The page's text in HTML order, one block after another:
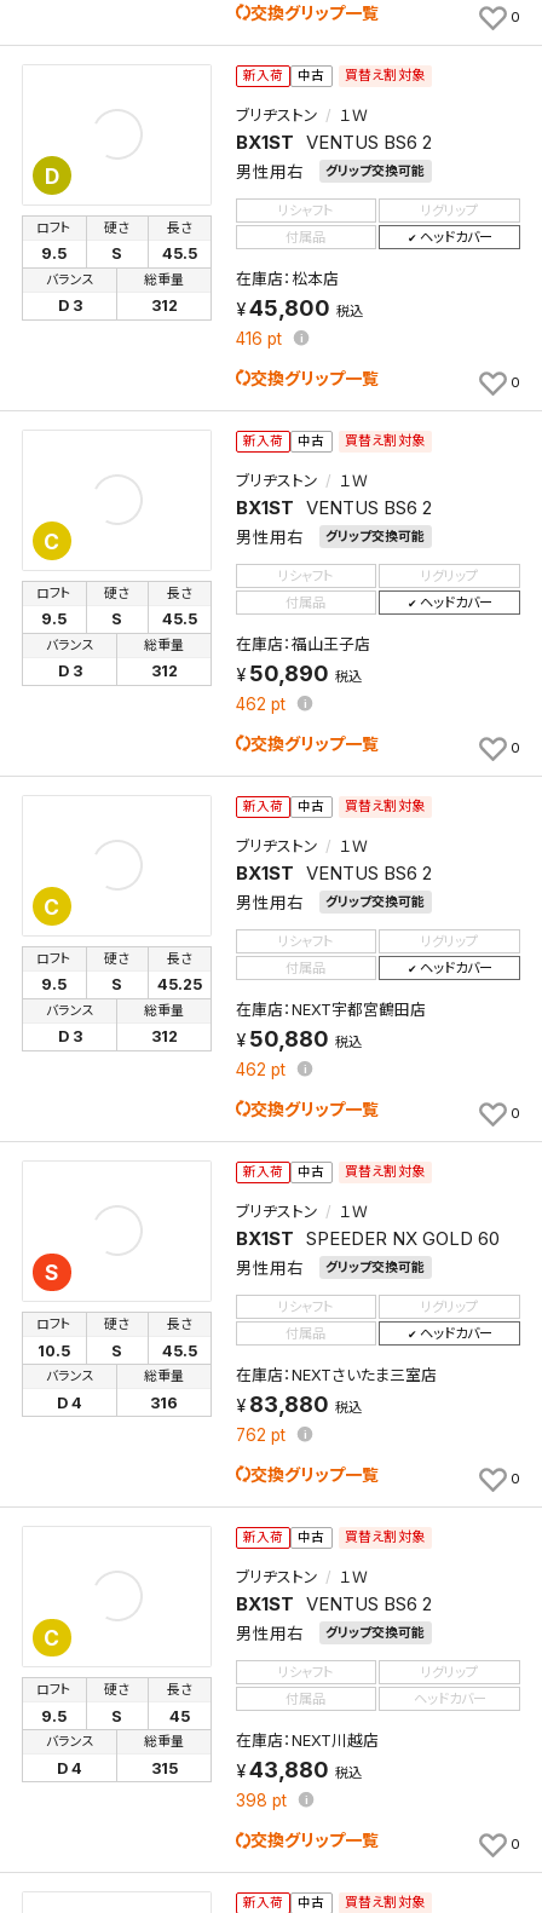
交換グリップ一覧 0
D
新入荷 中古 買替え割対象
ブリヂストン １Ｗ
BX1ST VENTUS BS6 2
男性用右 グリップ交換可能
ロフト
9.5
硬さ
S
長さ
45.5
バランス
D 3
総重量
312
リシャフト
リグリップ
付属品
ヘッドカバー
在庫店：松本店
45,800 税込
416 pt
交換グリップ一覧 0
C
新入荷 中古 買替え割対象
ブリヂストン １Ｗ
BX1ST VENTUS BS6 2
男性用右 グリップ交換可能
ロフト
9.5
硬さ
S
長さ
45.5
バランス
D 3
総重量
312
リシャフト
リグリップ
付属品
ヘッドカバー
在庫店：福山王子店
50,890 税込
462 pt
交換グリップ一覧 0
C
新入荷 中古 買替え割対象
ブリヂストン １Ｗ
BX1ST VENTUS BS6 2
男性用右 グリップ交換可能
ロフト
9.5
硬さ
S
長さ
45.25
バランス
D 3
総重量
312
リシャフト
リグリップ
付属品
ヘッドカバー
在庫店：NEXT宇都宮鶴田店
50,880 税込
462 pt
交換グリップ一覧 0
S
新入荷 中古 買替え割対象
ブリヂストン １Ｗ
BX1ST SPEEDER NX GOLD 60
男性用右 グリップ交換可能
ロフト
10.5
硬さ
S
長さ
45.5
バランス
D 4
総重量
316
リシャフト
リグリップ
付属品
ヘッドカバー
在庫店：NEXTさいたま三室店
83,880 税込
762 pt
交換グリップ一覧 0
C
新入荷 中古 買替え割対象
ブリヂストン １Ｗ
BX1ST VENTUS BS6 2
男性用右 グリップ交換可能
ロフト
9.5
硬さ
S
長さ
45
バランス
D 4
総重量
315
リシャフト
リグリップ
付属品
ヘッドカバー
在庫店：NEXT川越店
43,880 税込
398 pt
交換グリップ一覧 0
新入荷 中古 買替え割対象